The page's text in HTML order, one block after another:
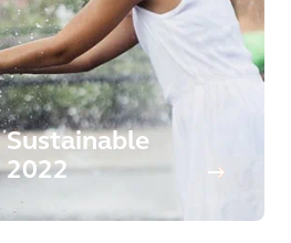
2022